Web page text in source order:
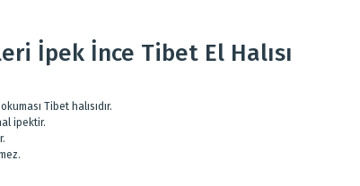
İpek İnce Tibet El Halısı
Tibet halısıdır.
ipektir.